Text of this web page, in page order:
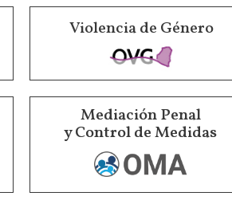
Violencia de Género
Mediación Penal
y Control de Medidas